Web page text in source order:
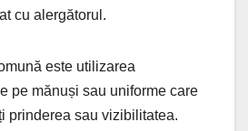
cu alergătorul.
este utilizarea
pe mănuși sau uniforme care
prinderea sau vizibilitatea.